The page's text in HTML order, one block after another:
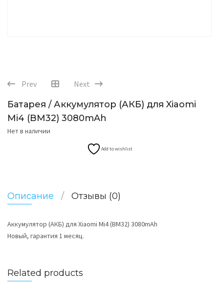
Prev Next
Батарея / Аккумулятор (АКБ) для Xiaomi
Mi4 (BM32) 3080mAh
Нет в наличии
Add to wishlist
Описание Отзывы (0)
Аккумулятор (АКБ) для Xiaomi Mi4 (BM32) 3080mAh
Новый, гарантия 1 месяц.
Related products